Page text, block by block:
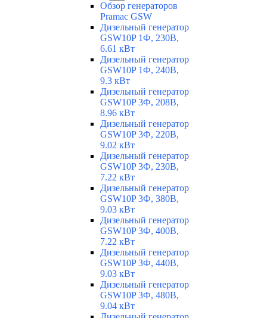
Обзор генераторов
Pramac GSW
Дизельный генератор
GSW10P 1Ф, 230В,
6.61 кВт
Дизельный генератор
GSW10P 1Ф, 240В,
9.3 кВт
Дизельный генератор
GSW10P 3Ф, 208В,
8.96 кВт
Дизельный генератор
GSW10P 3Ф, 220В,
9.02 кВт
Дизельный генератор
GSW10P 3Ф, 230В,
7.22 кВт
Дизельный генератор
GSW10P 3Ф, 380В,
9.03 кВт
Дизельный генератор
GSW10P 3Ф, 400В,
7.22 кВт
Дизельный генератор
GSW10P 3Ф, 440В,
9.03 кВт
Дизельный генератор
GSW10P 3Ф, 480В,
9.04 кВт